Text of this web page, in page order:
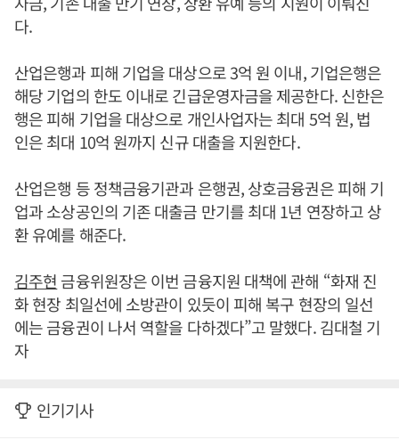
다.
산업은행과 피해 기업을 대상으로 3억 원 이내, 기업은행은
해당 기업의 한도 이내로 긴급운영자금을 제공한다. 신한은
행은 피해 기업을 대상으로 개인사업자는 최대 5억 원, 법
인은 최대 10억 원까지 신규 대출을 지원한다.
산업은행 등 정책금융기관과 은행권, 상호금융권은 피해 기
업과 소상공인의 기존 대출금 만기를 최대 1년 연장하고 상
환 유예를 해준다.
김주현 금융위원장은 이번 금융지원 대책에 관해 “화재 진
화 현장 최일선에 소방관이 있듯이 피해 복구 현장의 일선
에는 금융권이 나서 역할을 다하겠다”고 말했다. 김대철 기
자
인기기사